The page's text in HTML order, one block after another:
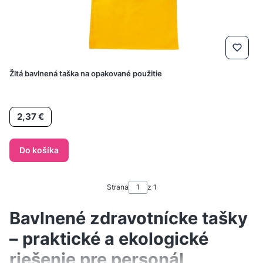
Žltá bavlnená taška na opakované použitie
Cena
2,37 €
Do košíka
Strana z 1
Bavlnené zdravotnícke tašky
– praktické a ekologické